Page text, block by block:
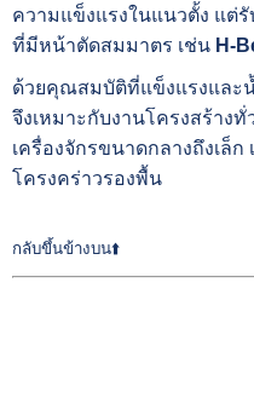
ความแข็งแรงในแนวตั้ง แต่
ที่มีหน้าตัดสมมาตร เช่น H-
ด้วยคุณสมบัติที่แข็งแรงและ
จึงเหมาะกับงานโครงสร้าง
เครื่องจักรขนาดกลางถึงเล็
โครงคร่าวรองพื้น
กลับขึ้นข้างบน⬆️